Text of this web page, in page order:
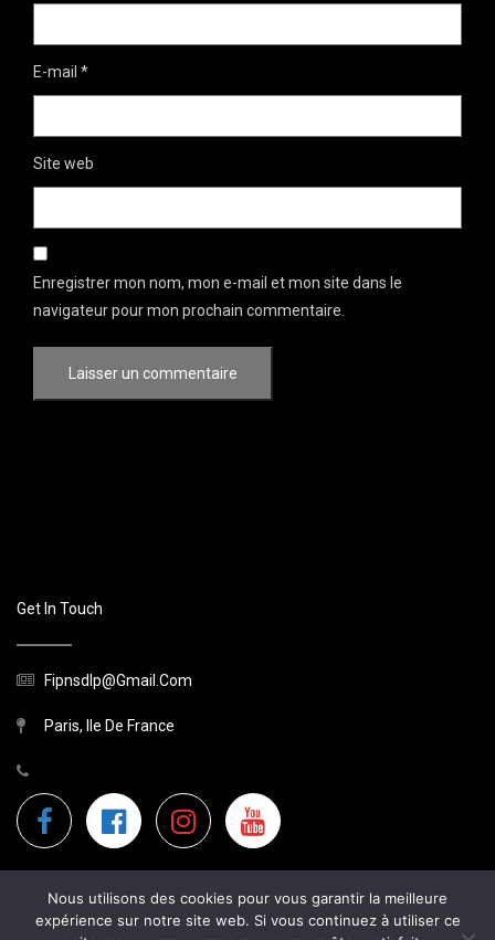
E-mail *
Site web
Enregistrer mon nom, mon e-mail et mon site dans le
navigateur pour mon prochain commentaire.
Get In Touch
Fipnsdlp@gmail.com
Paris, Ile De France
Nous utilisons des cookies pour vous garantir la meilleure
expérience sur notre site web. Si vous continuez à utiliser ce